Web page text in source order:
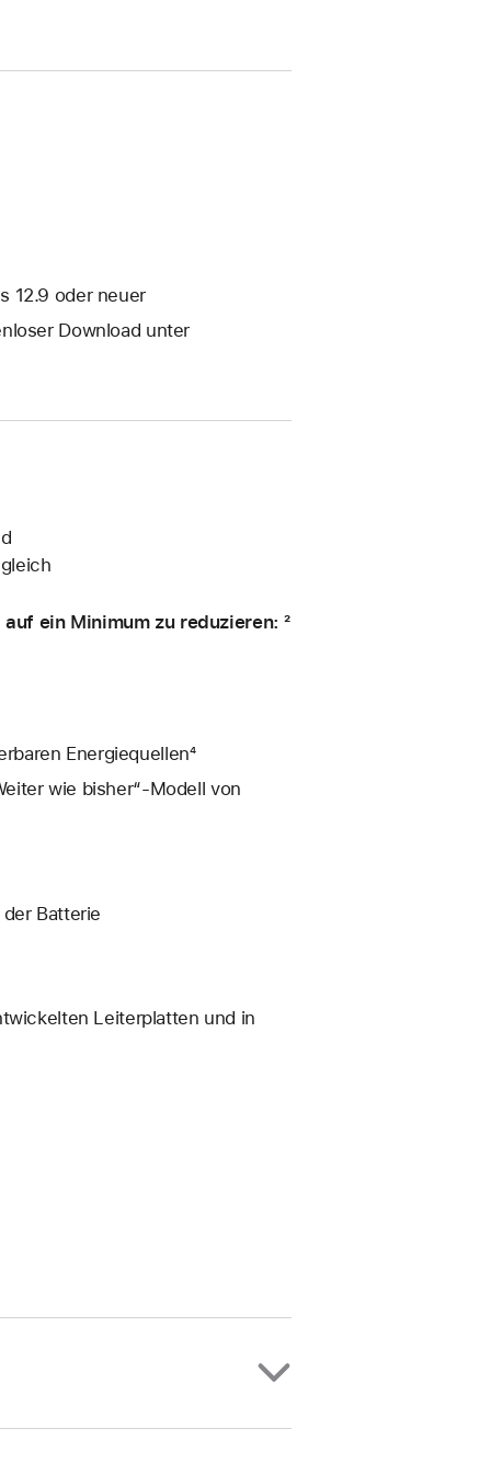
12.9 oder neuer
Download unter
ein Minimum zu reduzieren: ²
Energiequellen⁴
wie bisher“-Modell von
Batterie
Leiterplatten und in